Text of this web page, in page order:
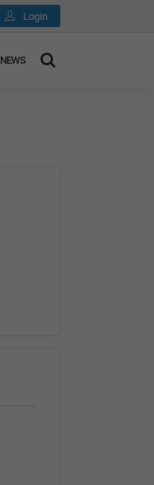
Login
NEWS